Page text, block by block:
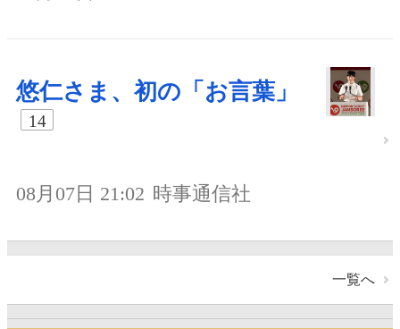
悠仁さま、初の「お言葉」
14
08月07日 21:02 時事通信社
一覧へ